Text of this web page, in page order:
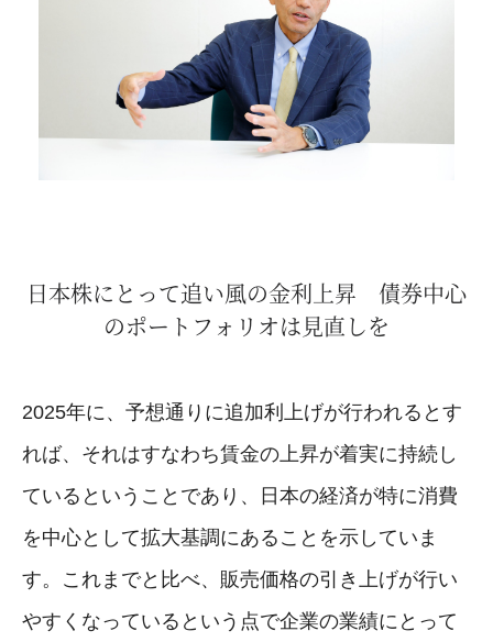
日本株にとって追い風の金利上昇 債券中心
のポートフォリオは見直しを
2025年に、予想通りに追加利上げが行われるとす
れば、それはすなわち賃金の上昇が着実に持続し
ているということであり、日本の経済が特に消費
を中心として拡大基調にあることを示していま
す。これまでと比べ、販売価格の引き上げが行い
やすくなっているという点で企業の業績にとって